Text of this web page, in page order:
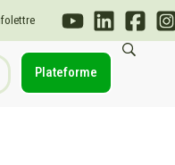
Plateforme